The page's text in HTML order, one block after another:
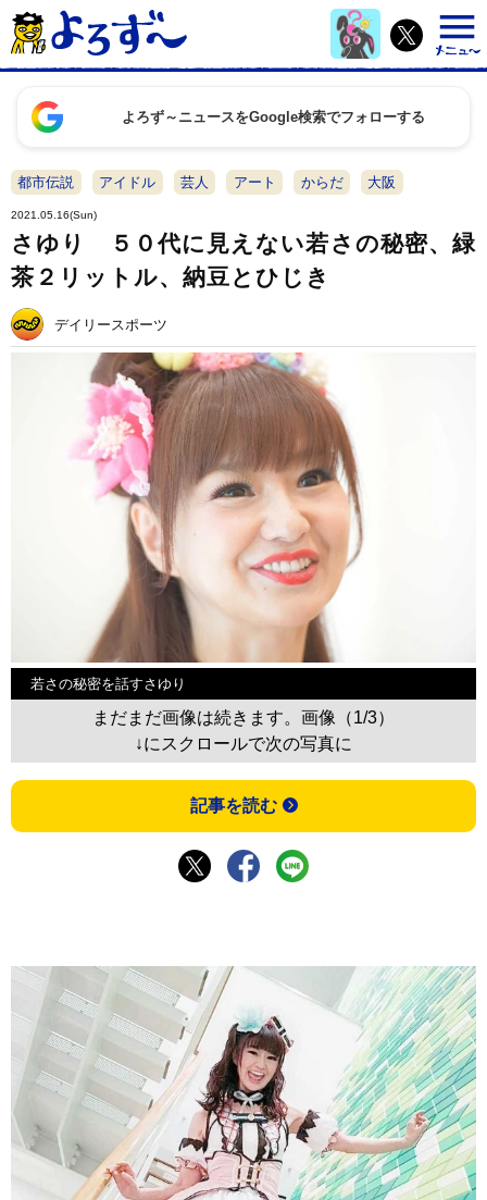
よろず～ニュースをGoogle検索でフォローする
都市伝説 アイドル 芸人 アート からだ 大阪
2021.05.16(Sun)
さゆり ５０代に見えない若さの秘密、緑
茶２リットル、納豆とひじき
デイリースポーツ
若さの秘密を話すさゆり
まだまだ画像は続きます。画像（1/3）
↓にスクロールで次の写真に
記事を読む